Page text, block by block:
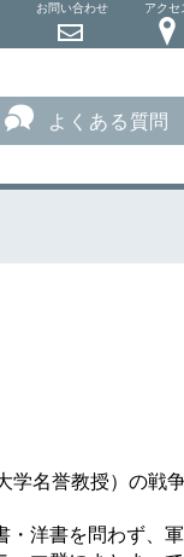
お問い合わせ アクセ
よくある質問
学名誉教授）の戦
洋書を問わず、